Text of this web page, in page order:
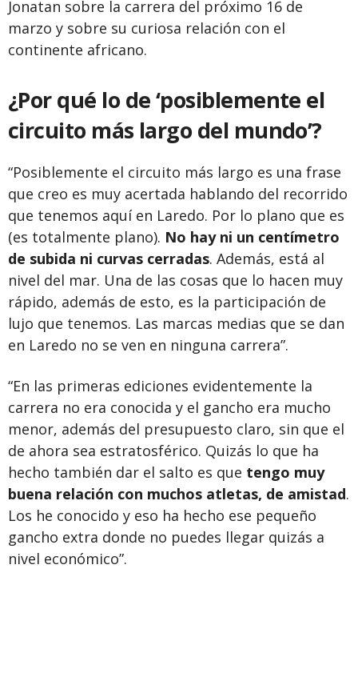
Jonatan sobre la carrera del próximo 16 de
marzo y sobre su curiosa relación con el
continente africano.
¿Por qué lo de ‘posiblemente el
circuito más largo del mundo’?
“Posiblemente el circuito más largo es una frase
que creo es muy acertada hablando del recorrido
que tenemos aquí en Laredo. Por lo plano que es
(es totalmente plano). No hay ni un centímetro
de subida ni curvas cerradas. Además, está al
nivel del mar. Una de las cosas que lo hacen muy
rápido, además de esto, es la participación de
lujo que tenemos. Las marcas medias que se dan
en Laredo no se ven en ninguna carrera”.
“En las primeras ediciones evidentemente la
carrera no era conocida y el gancho era mucho
menor, además del presupuesto claro, sin que el
de ahora sea estratosférico. Quizás lo que ha
hecho también dar el salto es que tengo muy
buena relación con muchos atletas, de amistad.
Los he conocido y eso ha hecho ese pequeño
gancho extra donde no puedes llegar quizás a
nivel económico”.